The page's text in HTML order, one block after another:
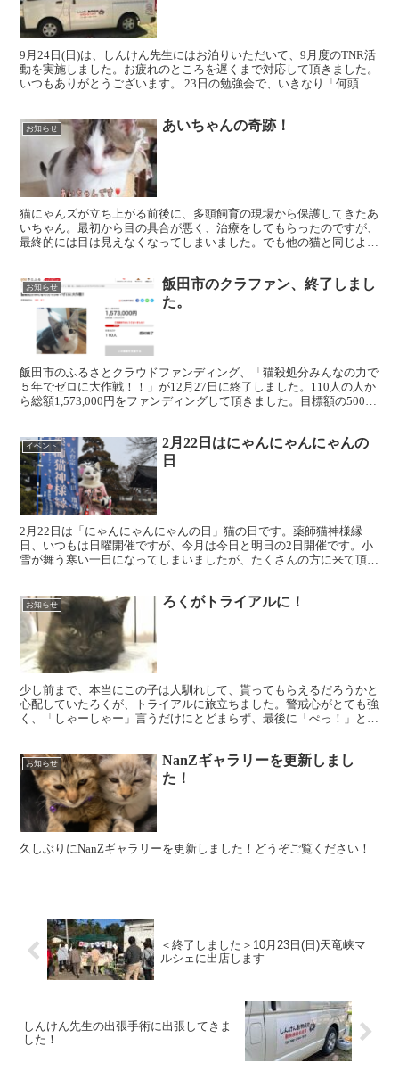
9月24日(日)は、しんけん先生にはお泊りいただいて、9月度のTNR活
動を実施しました。お疲れのところを遅くまで対応して頂きました。
いつもありがとうございます。 23日の勉強会で、いきなり「何頭施
お知らせ あいちゃんの奇跡！
猫にゃんズが立ち上がる前後に、多頭飼育の現場から保護してきたあ
いちゃん。最初から目の具合が悪く、治療をしてもらったのですが、
最終的には目は見えなくなってしまいました。でも他の猫と同じよう
お知らせ
飯田市のクラファン、終了しまし
た。
飯田市のふるさとクラウドファンディング、「猫殺処分みんなの力で
５年でゼロに大作戦！！」が12月27日に終了しました。110人の人か
ら総額1,573,000円をファンディングして頂きました。目標額の500万
イベント
2月22日はにゃんにゃんにゃんの
日
2月22日は「にゃんにゃんにゃんの日」猫の日です。薬師猫神様縁
日、いつもは日曜開催ですが、今月は今日と明日の2日開催です。小
雪が舞う寒い一日になってしまいましたが、たくさんの方に来て頂き
お知らせ ろくがトライアルに！
少し前まで、本当にこの子は人馴れして、貰ってもらえるだろうかと
心配していたろくが、トライアルに旅立ちました。警戒心がとても強
く、「しゃーしゃー」言うだけにとどまらず、最後に「ぺっ！」とい
お知らせ
NanZギャラリーを更新しまし
た！
久しぶりにNanZギャラリーを更新しました！どうぞご覧ください！
＜終了しました＞10月23日(日)天竜峡マ
ルシェに出店します
しんけん先生の出張手術に出張してきま
した！